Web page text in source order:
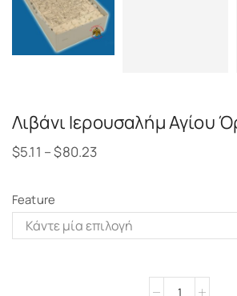
Λιβάνι Ιερουσαλήμ Αγίου
$5.11 –$80.23
Feature